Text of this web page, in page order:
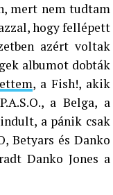
mert nem tudtam
hogy fellépett
azért voltak
albumot dobták
, a Fish!, akik
a Belga, a
a pánik csak
Betyars és Danko
Danko Jones a